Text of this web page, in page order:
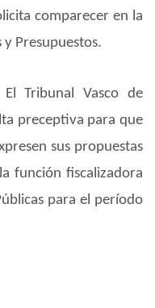
comparecer en la
y Presupuestos.
El Tribunal Vasco de
preceptiva para que
sus propuestas
función fiscalizadora
para el período